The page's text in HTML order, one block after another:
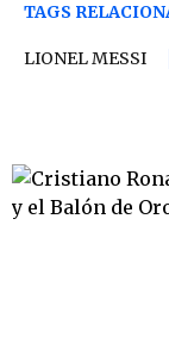
TAGS
LIONEL MESSI